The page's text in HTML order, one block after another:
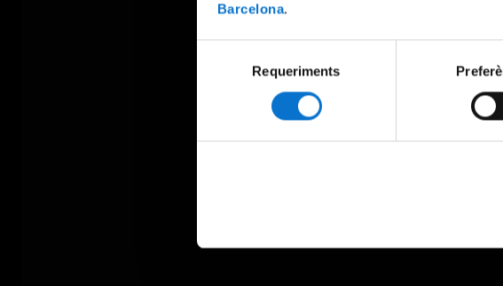
Barcelona.
consentiment
Requeriments